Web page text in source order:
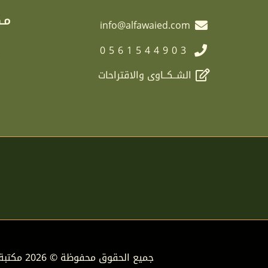
info@alfawaied.com
0561544903
الشــكــاوى والاقتراحات
جميع الحقوق محفوظة © 2026 مكتبة دار الفوائد